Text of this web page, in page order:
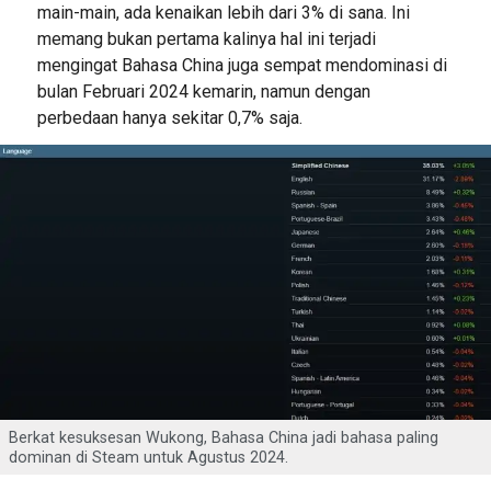
main-main, ada kenaikan lebih dari 3% di sana. Ini
memang bukan pertama kalinya hal ini terjadi
mengingat Bahasa China juga sempat mendominasi di
bulan Februari 2024 kemarin, namun dengan
perbedaan hanya sekitar 0,7% saja.
Berkat kesuksesan Wukong, Bahasa China jadi bahasa paling
dominan di Steam untuk Agustus 2024.